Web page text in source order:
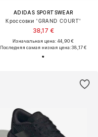
ADIDAS SPORTSWEAR
Кроссовки 'GRAND COURT'
38,17 €
Изначальная цена: 44,90 €
Последняя самая низкая цена:38,17 €